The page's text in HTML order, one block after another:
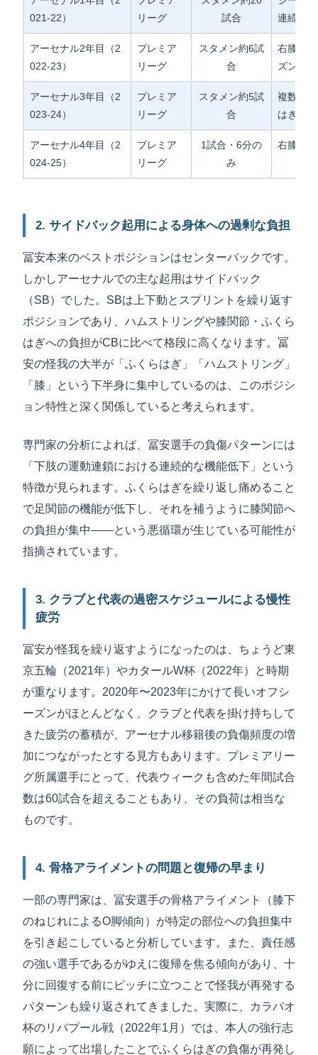
021-22）
リーグ
試合
連続離脱
アーセナル2年目（2
022-23）
プレミア
リーグ
スタメン約6試
合
右膝手
ズン終了
アーセナル3年目（2
023-24）
プレミア
リーグ
スタメン約5試
合
複数回
はぎ・膝
アーセナル4年目（2
024-25）
プレミア
リーグ
1試合・6分の
み
右膝2度
2. サイドバック起用による身体への過剰な負担
冨安本来のベストポジションはセンターバックです。
しかしアーセナルでの主な起用はサイドバック
（SB）でした。SBは上下動とスプリントを繰り返す
ポジションであり、ハムストリングや膝関節・ふくら
はぎへの負担がCBに比べて格段に高くなります。冨
安の怪我の大半が「ふくらはぎ」「ハムストリング」
「膝」という下半身に集中しているのは、このポジシ
ョン特性と深く関係していると考えられます。
専門家の分析によれば、冨安選手の負傷パターンには
「下肢の運動連鎖における連続的な機能低下」という
特徴が見られます。ふくらはぎを繰り返し痛めること
で足関節の機能が低下し、それを補うように膝関節へ
の負担が集中——という悪循環が生じている可能性が
指摘されています。
3. クラブと代表の過密スケジュールによる慢性
疲労
冨安が怪我を繰り返すようになったのは、ちょうど東
京五輪（2021年）やカタールW杯（2022年）と時期
が重なります。2020年〜2023年にかけて長いオフシ
ーズンがほとんどなく、クラブと代表を掛け持ちして
きた疲労の蓄積が、アーセナル移籍後の負傷頻度の増
加につながったとする見方もあります。プレミアリー
グ所属選手にとって、代表ウィークも含めた年間試合
数は60試合を超えることもあり、その負荷は相当な
ものです。
4. 骨格アライメントの問題と復帰の早まり
一部の専門家は、冨安選手の骨格アライメント（膝下
のねじれによるO脚傾向）が特定の部位への負担集中
を引き起こしていると分析しています。また、責任感
の強い選手であるがゆえに復帰を焦る傾向があり、十
分に回復する前にピッチに立つことで怪我が再発する
パターンも繰り返されてきました。実際に、カラバオ
杯のリバプール戦（2022年1月）では、本人の強行志
願によって出場したことでふくらはぎの負傷が再発し